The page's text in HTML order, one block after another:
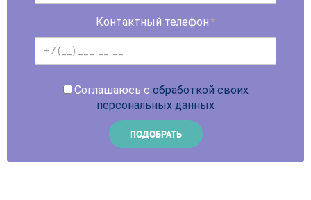
Контактный телефон *
Соглашаюсь с обработкой своих
персональных данных